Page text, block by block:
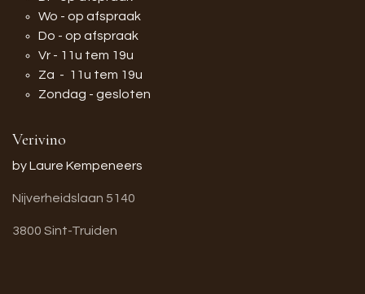
Wo - op afspraak
Do - op afspraak
Vr - 11u tem 19u
Za - 11u tem 19u
Zondag - gesloten
Verivino
by Laure Kempeneers
Nijverheidslaan 5140
3800 Sint-Truiden